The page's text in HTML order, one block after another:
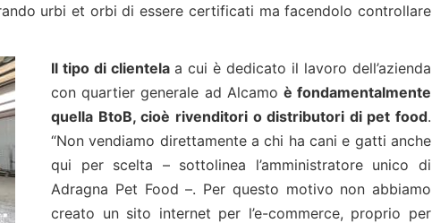
urbi et orbi di essere certificati ma facendolo controllare
Il tipo di clientela a cui è dedicato il lavoro dell’azienda
con quartier generale ad Alcamo è fondamentalmente
quella BtoB, cioè rivenditori o distributori di pet food.
“Non vendiamo direttamente a chi ha cani e gatti anche
qui per scelta – sottolinea l’amministratore unico di
Adragna Pet Food –. Per questo motivo non abbiamo
creato un sito internet per l’e-commerce, proprio per